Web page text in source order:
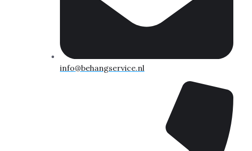
info@behangservice.nl